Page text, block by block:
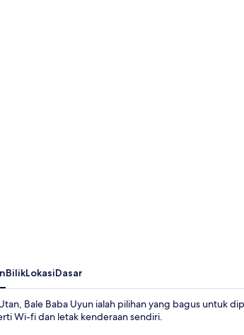
BilikLokasiDasar
Bale Baba Uyun ialah pilihan yang bagus untuk
Wi-fi dan letak kenderaan sendiri.